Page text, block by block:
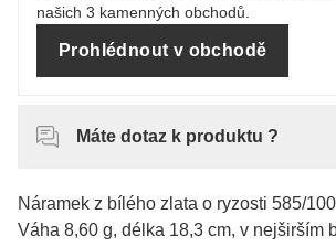
našich 3 kamenných obchodů.
Prohlédnout v obchodě
Máte dotaz k produktu ?
Náramek z bílého zlata o ryzosti 585/
Váha 8,60 g, délka 18,3 cm, v nejširším